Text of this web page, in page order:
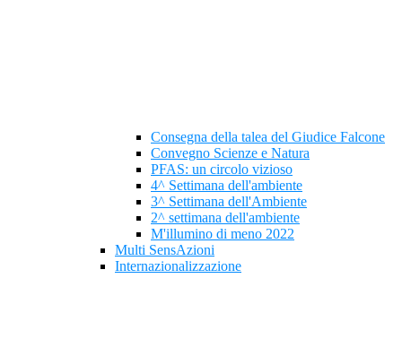
Consegna della talea del Giudice Falcone
Convegno Scienze e Natura
PFAS: un circolo vizioso
4^ Settimana dell'ambiente
3^ Settimana dell'Ambiente
2^ settimana dell'ambiente
M'illumino di meno 2022
Multi SensAzioni
Internazionalizzazione